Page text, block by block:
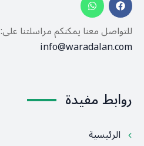
للتواصل معنا يمكنكم مراسلتنا على:
info@waradalan.com
روابط مفيدة
الرئيسية